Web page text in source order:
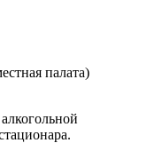
палата)